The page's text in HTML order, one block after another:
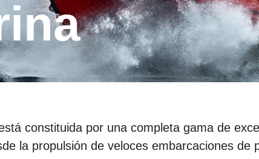
constituida por una completa gama de
la propulsión de veloces embarcaciones